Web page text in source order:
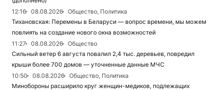
12:16
08.08.2026
Общество, Политика
Тихановская: Перемены в Беларуси — вопрос времени, мы можем
повлиять на создание нового окна возможностей
11:27
08.08.2026
Общество
Сильный ветер 6 августа повалил 2,4 тыс. деревьев, повредил
крыши более 700 домов — уточненные данные МЧС
10:50
08.08.2026
Общество, Политика
Минобороны расширило круг женщин-медиков, подлежащих